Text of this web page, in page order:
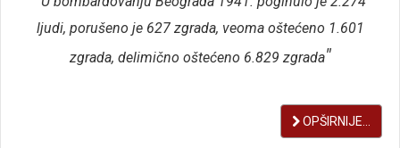
ljudi, porušeno je 627 zgrada, veoma oštećeno 1.601
zgrada, delimično oštećeno 6.829 zgrada"
OPŠIRNIJE...